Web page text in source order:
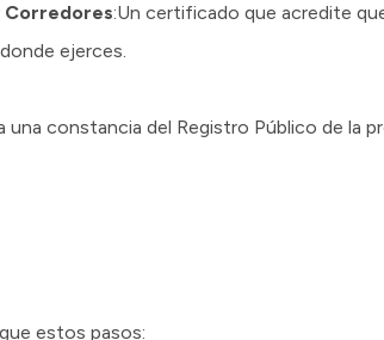
:Un certificado que acredite
ejerces.
una constancia del Registro Público de la
estos pasos: